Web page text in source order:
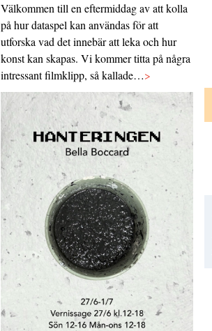
Välkommen till en eftermiddag av att kolla
på hur dataspel kan användas för att
utforska vad det innebär att leka och hur
konst kan skapas. Vi kommer titta på några
intressant filmklipp, så kallade…>